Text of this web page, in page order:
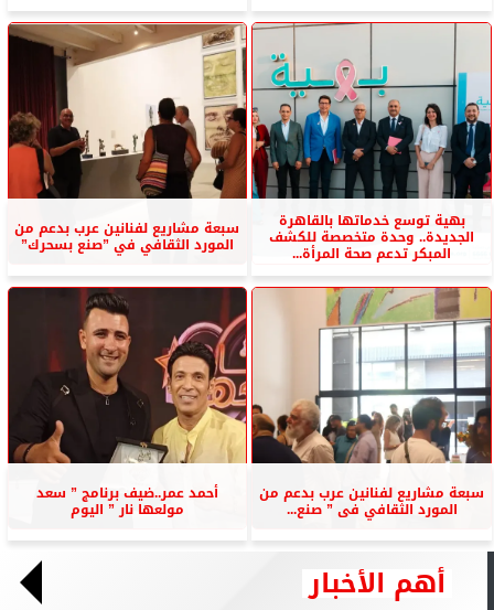
بهية توسع خدماتها بالقاهرة
الجديدة.. وحدة متخصصة للكشف
المبكر تدعم صحة المرأة...
سبعة مشاريع لفنانين عرب بدعم من
المورد الثقافي في ”صنع بسحرك”
سبعة مشاريع لفنانين عرب بدعم من
المورد الثقافي فى ” صنع...
أحمد عمر..ضيف برنامج ” سعد
مولعها نار ” اليوم
أهم الأخبار